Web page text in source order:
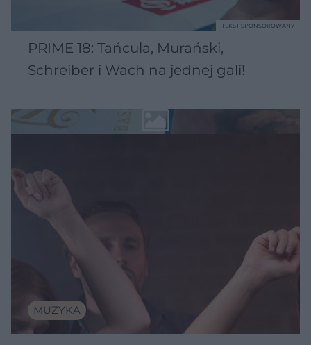
PRIME 18: Tańcula, Murański,
Schreiber i Wach na jednej gali!
TEKST SPONSOROWANY
MUZYKA